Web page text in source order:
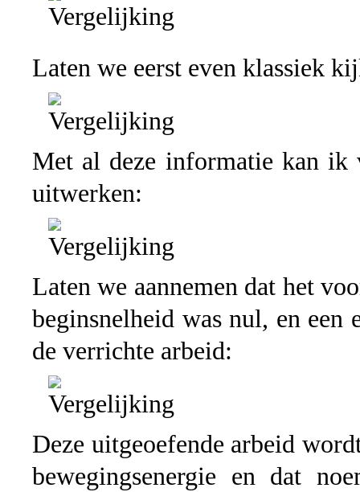
Laten we eerst even klassiek
Met al deze informatie kan
uitwerken:
Laten we aannemen dat het
beginsnelheid was nul, en
de verrichte arbeid:
Deze uitgeoefende arbeid
bewegingsenergie en dat